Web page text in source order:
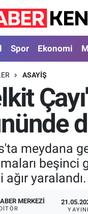
Spor Ekonomi
ASAYIŞ
meydana
beşinci
ağır yaralandı.
MERKEZI
Vakitleri
Durumu ve Fikstür